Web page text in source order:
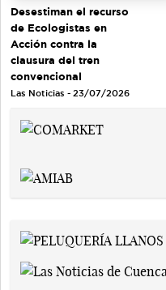
Desestiman el recurso
de Ecologistas en
Acción contra la
clausura del tren
convencional
Las Noticias - 23/07/2026